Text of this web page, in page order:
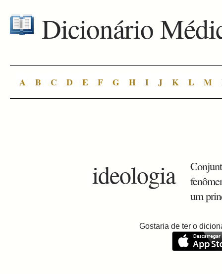
Dicionário
A B C D E F G H I J K L M
ideologia
um
Gostaria de ter o